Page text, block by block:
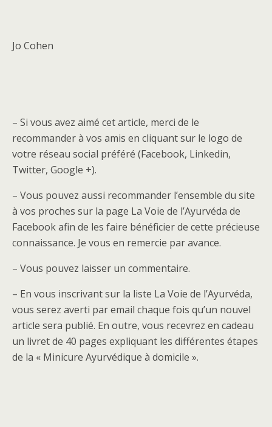
Jo Cohen
– Si vous avez aimé cet article, merci de le
recommander à vos amis en cliquant sur le logo de
votre réseau social préféré (Facebook, Linkedin,
Twitter, Google +).
– Vous pouvez aussi recommander l’ensemble du site
à vos proches sur la page La Voie de l’Ayurvéda de
Facebook afin de les faire bénéficier de cette précieuse
connaissance. Je vous en remercie par avance.
– Vous pouvez laisser un commentaire.
– En vous inscrivant sur la liste La Voie de l’Ayurvéda,
vous serez averti par email chaque fois qu’un nouvel
article sera publié. En outre, vous recevrez en cadeau
un livret de 40 pages expliquant les différentes étapes
de la « Minicure Ayurvédique à domicile ».